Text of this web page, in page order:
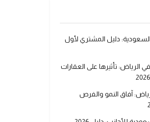
دليل المشتري لأول
الرياض: تأثيرها على العقارات
آفاق النمو والفرص